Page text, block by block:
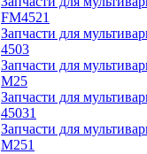
FM4521
Запчасти для
4503
Запчасти для
M25
Запчасти для
45031
Запчасти для
M251